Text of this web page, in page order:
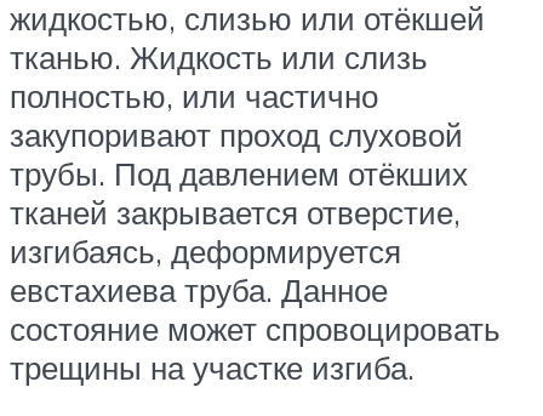
жидкостью, слизью или отёкшей
тканью. Жидкость или слизь
полностью, или частично
закупоривают проход слуховой
трубы. Под давлением отёкших
тканей закрывается отверстие,
изгибаясь, деформируется
евстахиева труба. Данное
состояние может спровоцировать
трещины на участке изгиба.